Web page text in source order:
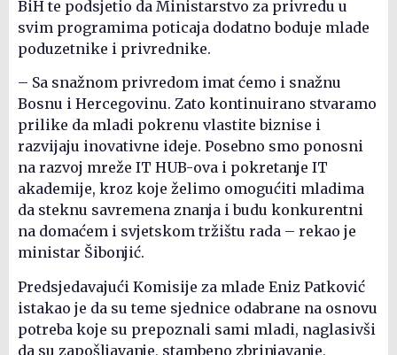
BiH te podsjetio da Ministarstvo za privredu u
svim programima poticaja dodatno boduje mlade
poduzetnike i privrednike.
– Sa snažnom privredom imat ćemo i snažnu
Bosnu i Hercegovinu. Zato kontinuirano stvaramo
prilike da mladi pokrenu vlastite biznise i
razvijaju inovativne ideje. Posebno smo ponosni
na razvoj mreže IT HUB-ova i pokretanje IT
akademije, kroz koje želimo omogućiti mladima
da steknu savremena znanja i budu konkurentni
na domaćem i svjetskom tržištu rada – rekao je
ministar Šibonjić.
Predsjedavajući Komisije za mlade Eniz Patković
istakao je da su teme sjednice odabrane na osnovu
potreba koje su prepoznali sami mladi, naglasivši
da su zapošljavanje, stambeno zbrinjavanje,